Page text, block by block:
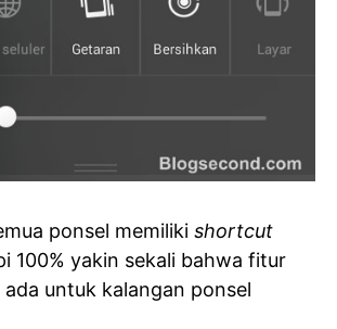
ponsel memiliki shortcut
100% yakin sekali bahwa fitur
untuk kalangan ponsel